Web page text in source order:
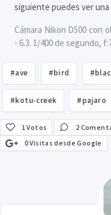
siguiente puedes ver
Cámara Nikon D500 con
- 6.3. 1/400 de segundo,
#ave #bird
#kotu-creek #pajaro
1 Votos 2
0 Visitas desde Google